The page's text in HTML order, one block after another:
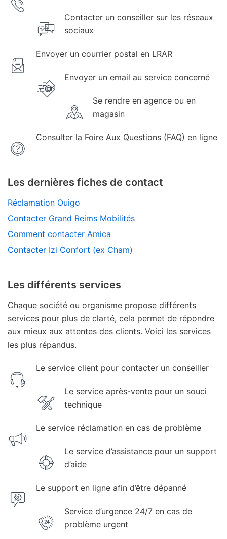
Contacter un conseiller sur les réseaux
sociaux
Envoyer un courrier postal en LRAR
Envoyer un email au service concerné
Se rendre en agence ou en
magasin
Consulter la Foire Aux Questions (FAQ) en ligne
Les dernières fiches de contact
Réclamation Ouigo
Contacter Grand Reims Mobilités
Comment contacter Amica
Contacter Izi Confort (ex Cham)
Les différents services
Chaque société ou organisme propose différents
services pour plus de clarté, cela permet de répondre
aux mieux aux attentes des clients. Voici les services
les plus répandus.
Le service client pour contacter un conseiller
Le service après-vente pour un souci
technique
Le service réclamation en cas de problème
Le service d’assistance pour un support
d’aide
Le support en ligne afin d’être dépanné
Service d’urgence 24/7 en cas de
problème urgent